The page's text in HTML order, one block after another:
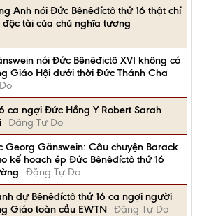
Anh nói Đức Bênêđíctô thứ 16 thật chí
độc tài của chủ nghĩa tương
nói Đức Bênêđictô XVI không có
Giáo Hội dưới thời Đức Thánh Cha
ca ngợi Đức Hồng Y Robert Sarah
Đặng Tự Do
Georg Gänswein: Câu chuyện Barack
kế hoạch ép Đức Bênêđíctô thứ 16
Đặng Tự Do
dự Bênêđíctô thứ 16 ca ngợi người
Giáo toàn cầu EWTN Đặng Tự Do